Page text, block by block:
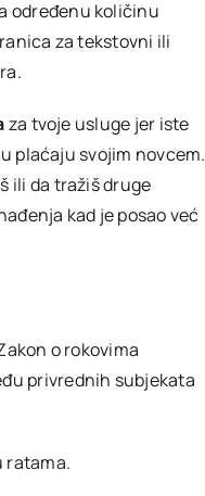
određenu količinu
za tekstovni ili
za tvoje usluge jer iste
plaćaju svojim novcem.
ili da tražiš druge
kad je posao već
o rokovima
privrednih subjekata
ratama.